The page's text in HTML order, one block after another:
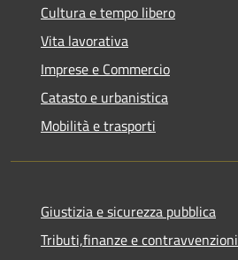
Cultura e tempo libero
Vita lavorativa
Imprese e Commercio
Catasto e urbanistica
Mobilità e trasporti
Giustizia e sicurezza pubblica
Tributi,finanze e contravvenzioni